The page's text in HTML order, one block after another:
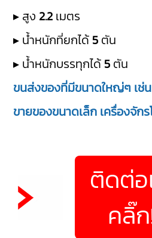
▸ สูง 2.2 เมตร
▸ น้ำหนักที่ยกได้ 5 ตัน
▸ น้ำหนักบรรทุกได้ 5 ตัน
ขนส่งของที่มีขนาดใหญ่ๆ เช่
ขายของขนาดเล็ก เครื่องจัก
ติดต่อ
คลิ๊